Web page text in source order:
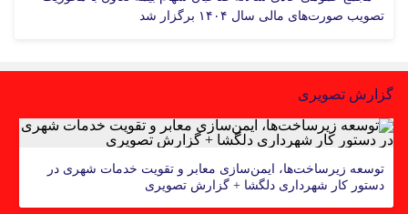
تصویب صورت‌های مالی سال ۱۴۰۴ برگزار شد
گزارش تصویری
توسعه زیرساخت‌ها، ایمن‌سازی معابر و تقویت خدمات شهری در
دستور کار شهرداری دلگشا + گزارش تصویری